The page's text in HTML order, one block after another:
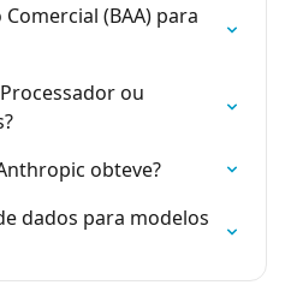
(BAA) para
ou
obteve?
dados para modelos